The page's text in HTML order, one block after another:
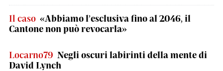
Il caso «Abbiamo l’esclusiva fino al 2046, il
Cantone non può revocarla»
Locarno79 Negli oscuri labirinti della mente di
David Lynch